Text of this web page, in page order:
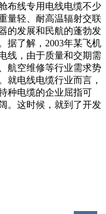
布线专用电线电缆不少
量轻、耐高温辐射交联
的发展和民航的蓬勃发
据了解，2003年某飞机
线，由于质量和交期需
航空维修等行业需求势
就电线电缆行业而言，
种电缆的企业屈指可
。这时候，就到了开发